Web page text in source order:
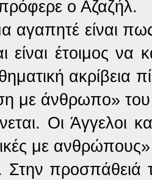
ο Αζαζήλ.
αγαπητέ είναι
είναι έτοιμος
ακρίβεια
με άνθρωπο»
Οι Άγγελοι
με ανθρώπους»
προσπάθειά